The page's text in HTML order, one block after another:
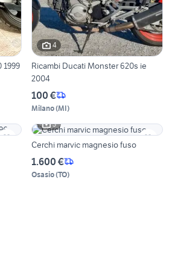
1999
4
Ricambi Ducati Monster 620s ie
2004
100 €
Milano(MI)
3
Cerchi marvic magnesio fuso
1.600 €
Osasio(TO)